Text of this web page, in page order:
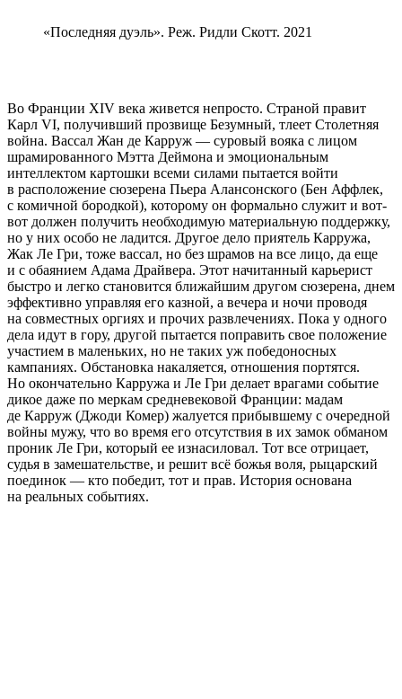
«Последняя дуэль». Реж. Ридли Скотт. 2021
Во Франции XIV века живется непросто. Страной правит
Карл VI, получивший прозвище Безумный, тлеет Столетняя
война. Вассал Жан де Карруж — суровый вояка с лицом
шрамированного Мэтта Деймона и эмоциональным
интеллектом картошки всеми силами пытается войти
в расположение сюзерена Пьера Алансонского (Бен Аффлек,
с комичной бородкой), которому он формально служит и вот-
вот должен получить необходимую материальную поддержку,
но у них особо не ладится. Другое дело приятель Карружа,
Жак Ле Гри, тоже вассал, но без шрамов на все лицо, да еще
и с обаянием Адама Драйвера. Этот начитанный карьерист
быстро и легко становится ближайшим другом сюзерена, днем
эффективно управляя его казной, а вечера и ночи проводя
на совместных оргиях и прочих развлечениях. Пока у одного
дела идут в гору, другой пытается поправить свое положение
участием в маленьких, но не таких уж победоносных
кампаниях. Обстановка накаляется, отношения портятся.
Но окончательно Карружа и Ле Гри делает врагами событие
дикое даже по меркам средневековой Франции: мадам
де Карруж (Джоди Комер) жалуется прибывшему с очередной
войны мужу, что во время его отсутствия в их замок обманом
проник Ле Гри, который ее изнасиловал. Тот все отрицает,
судья в замешательстве, и решит всё божья воля, рыцарский
поединок — кто победит, тот и прав. История основана
на реальных событиях.